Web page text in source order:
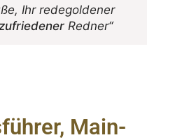
Ihr rede­gol­dener
Redner“
Main-